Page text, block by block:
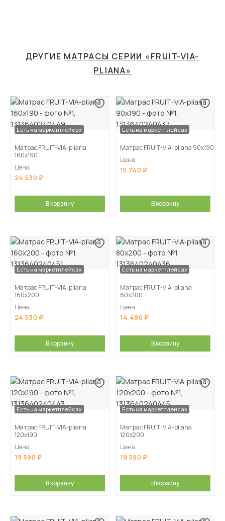
ДРУГИЕ МАТРАСЫ СЕРИИ «FRUIT-VIA-
PLIANA»
Есть на маркетплейсах
Матрас FRUIT-VIA-pliana
160х190
Цена
24 530
В корзину
Есть на маркетплейсах
Матрас FRUIT-VIA-pliana 90х190
Цена
15 740
В корзину
Есть на маркетплейсах
Матрас FRUIT-VIA-pliana
160х200
Цена
24 530
В корзину
Есть на маркетплейсах
Матрас FRUIT-VIA-pliana
80х200
Цена
14 490
В корзину
Есть на маркетплейсах
Матрас FRUIT-VIA-pliana
120х190
Цена
19 590
В корзину
Есть на маркетплейсах
Матрас FRUIT-VIA-pliana
120х200
Цена
19 590
В корзину